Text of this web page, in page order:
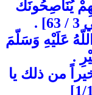
يُنَاصِحُونَكَ
.
عَلَيْهِ وَسَلّمَ
.
من ذلك يا